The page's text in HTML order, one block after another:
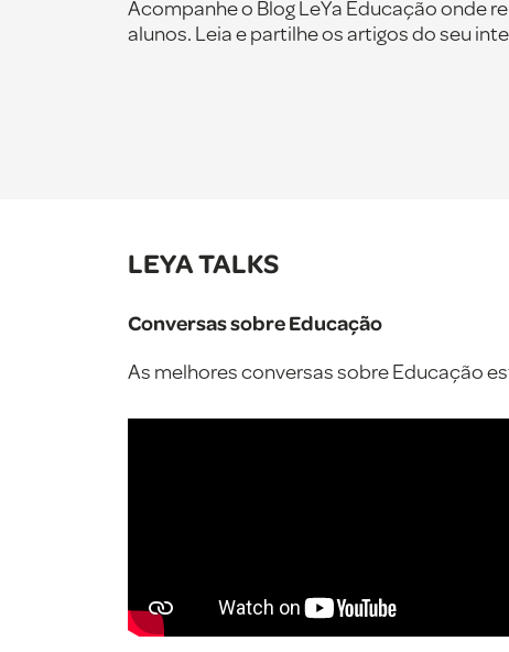
Acompanhe o Blog LeYa Educação onde
alunos. Leia e partilhe os artigos do seu
LEYA TALKS
Conversas sobre Educação
As melhores conversas sobre Educação